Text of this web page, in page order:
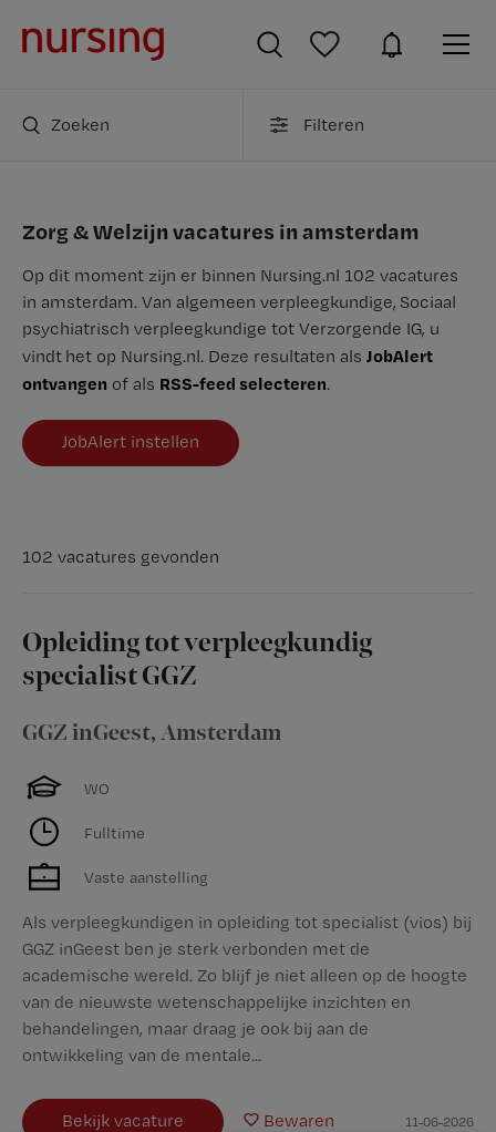
Zoeken Filteren
Zorg & Welzijn vacatures in amsterdam
Op dit moment zijn er binnen Nursing.nl 102 vacatures
in amsterdam. Van algemeen verpleegkundige, Sociaal
psychiatrisch verpleegkundige tot Verzorgende IG, u
vindt het op Nursing.nl. Deze resultaten als JobAlert
ontvangen of als RSS-feed selecteren.
JobAlert instellen
102 vacatures gevonden
Opleiding tot verpleegkundig
specialist GGZ
GGZ inGeest, Amsterdam
WO
Fulltime
Vaste aanstelling
Als verpleegkundigen in opleiding tot specialist (vios) bij
GGZ inGeest ben je sterk verbonden met de
academische wereld. Zo blijf je niet alleen op de hoogte
van de nieuwste wetenschappelijke inzichten en
behandelingen, maar draag je ook bij aan de
ontwikkeling van de mentale...
Bekijk vacature Bewaren 11-06-2026